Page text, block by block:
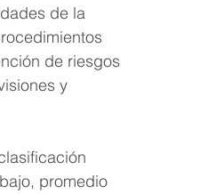
de la
de riesgos
y
promedio